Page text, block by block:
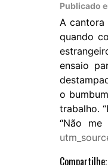
Publicado
A cantora
quando
ensaio
o
trabalho.
“Não
Compartilhe: